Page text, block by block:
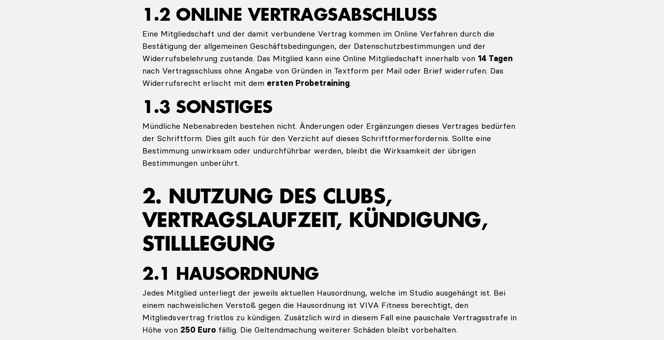
1.2 ONLINE VERTRAGSABSCHLUSS
Eine Mitgliedschaft und der damit verbundene Vertrag kommen im Online Verfahren durch die
Bestätigung der allgemeinen Geschäftsbedingungen, der Datenschutzbestimmungen und der
Widerrufsbelehrung zustande. Das Mitglied kann eine Online Mitgliedschaft innerhalb von 14 Tagen
nach Vertragsschluss ohne Angabe von Gründen in Textform per Mail oder Brief widerrufen. Das
Widerrufsrecht erlischt mit dem ersten Probetraining.
1.3 SONSTIGES
Mündliche Nebenabreden bestehen nicht. Änderungen oder Ergänzungen dieses Vertrages bedürfen
der Schriftform. Dies gilt auch für den Verzicht auf dieses Schriftformerfordernis. Sollte eine
Bestimmung unwirksam oder undurchführbar werden, bleibt die Wirksamkeit der übrigen
Bestimmungen unberührt.
2. NUTZUNG DES CLUBS,
VERTRAGSLAUFZEIT, KÜNDIGUNG,
STILLLEGUNG
2.1 HAUSORDNUNG
Jedes Mitglied unterliegt der jeweils aktuellen Hausordnung, welche im Studio ausgehängt ist. Bei
einem nachweislichen Verstoß gegen die Hausordnung ist VIVA Fitness berechtigt, den
Mitgliedsvertrag fristlos zu kündigen. Zusätzlich wird in diesem Fall eine pauschale Vertragsstrafe in
Höhe von 250 Euro fällig. Die Geltendmachung weiterer Schäden bleibt vorbehalten.